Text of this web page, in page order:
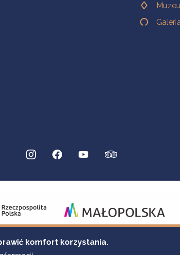
komfort korzystania.